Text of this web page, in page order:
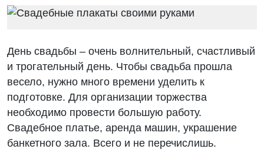
День свадьбы – очень волнительный, счастливый
и трогательный день. Чтобы свадьба прошла
весело, нужно много времени уделить к
подготовке. Для организации торжества
необходимо провести большую работу.
Свадебное платье, аренда машин, украшение
банкетного зала. Всего и не перечислишь.